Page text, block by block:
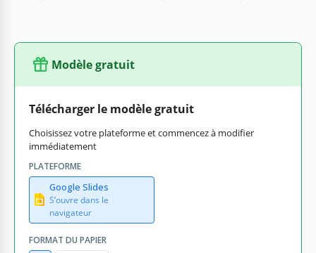
Modèle gratuit
Télécharger le modèle gratuit
Choisissez votre plateforme et commencez à modifier
immédiatement
PLATEFORME
Google Slides
S’ouvre dans le
navigateur
FORMAT DU PAPIER